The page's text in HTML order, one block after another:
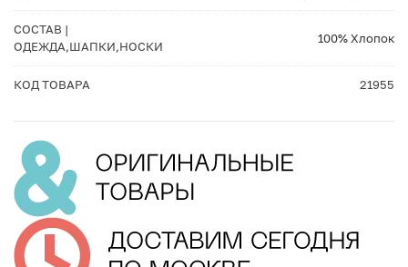
СОСТАВ |
ОДЕЖДА,ШАПКИ,НОСКИ
100% Хлопок
КОД ТОВАРА 21955